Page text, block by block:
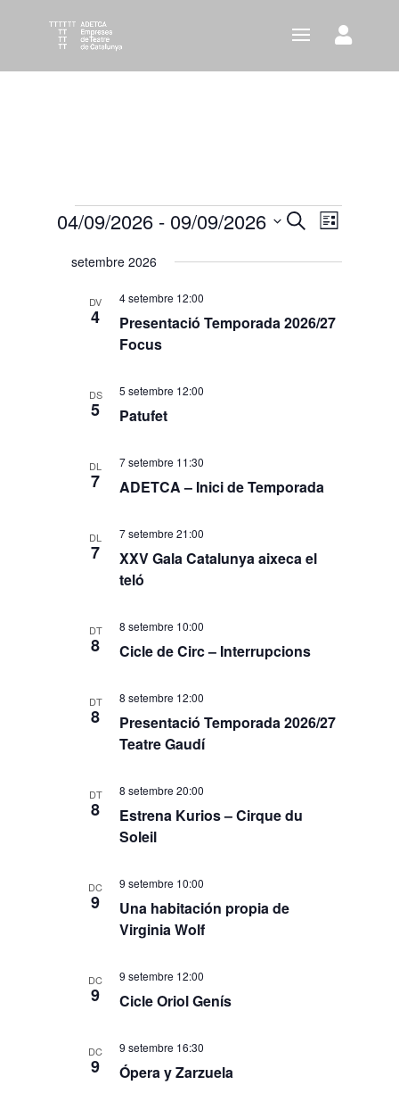
Esdeveniments
Navegació
i
Cerca
Llista
04/09/2026 - 09/09/2026
unasetembre 2026
DV
4
Presentació Temporada 2026/27
Focus
4 setembre 12:00
DS
5 Patufet
5 setembre 12:00
DL
7 ADETCA – Inici de Temporada
7 setembre 11:30
DL
7
XXV Gala Catalunya aixeca el
teló
7 setembre 21:00
DT
8 Cicle de Circ – Interrupcions
8 setembre 10:00
DT
8
Presentació Temporada 2026/27
Teatre Gaudí
8 setembre 12:00
DT
8
Estrena Kurios – Cirque du
Soleil
8 setembre 20:00
DC
9
Una habitación propia de
Virginia Wolf
9 setembre 10:00
DC
9 Cicle Oriol Genís
9 setembre 12:00
DC
9 Ópera y Zarzuela
9 setembre 16:30